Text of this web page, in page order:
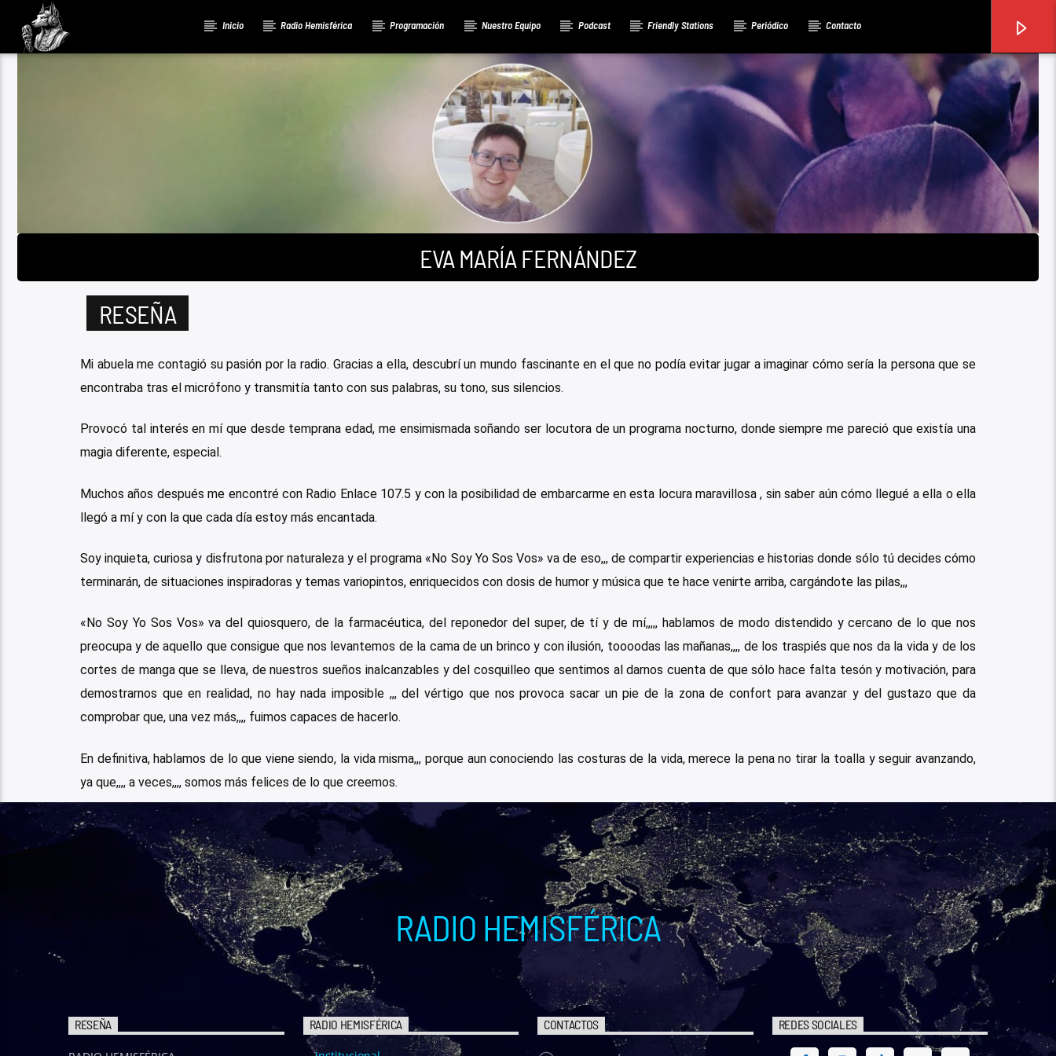
Inicio Radio Hemisférica Programación Nuestro Equipo Podcast Friendly Stations Periódico Contacto
EVA MARÍA FERNÁNDEZ
RESEÑA
Mi abuela me contagió su pasión por la radio. Gracias a ella, descubrí un mundo fascinante en el que no podía evitar jugar a imaginar cómo sería la persona que se
encontraba tras el micrófono y transmitía tanto con sus palabras, su tono, sus silencios.
Provocó tal interés en mí que desde temprana edad, me ensimismada soñando ser locutora de un programa nocturno, donde siempre me pareció que existía una
magia diferente, especial.
Muchos años después me encontré con Radio Enlace 107.5 y con la posibilidad de embarcarme en esta locura maravillosa , sin saber aún cómo llegué a ella o ella
llegó a mí y con la que cada día estoy más encantada.
Soy inquieta, curiosa y disfrutona por naturaleza y el programa «No Soy Yo Sos Vos» va de eso,,, de compartir experiencias e historias donde sólo tú decides cómo
terminarán, de situaciones inspiradoras y temas variopintos, enriquecidos con dosis de humor y música que te hace venirte arriba, cargándote las pilas,,,
«No Soy Yo Sos Vos» va del quiosquero, de la farmacéutica, del reponedor del super, de tí y de mí,,,,, hablamos de modo distendido y cercano de lo que nos
preocupa y de aquello que consigue que nos levantemos de la cama de un brinco y con ilusión, toooodas las mañanas,,,, de los traspiés que nos da la vida y de los
cortes de manga que se lleva, de nuestros sueños inalcanzables y del cosquilleo que sentimos al darnos cuenta de que sólo hace falta tesón y motivación, para
demostrarnos que en realidad, no hay nada imposible ,,, del vértigo que nos provoca sacar un pie de la zona de confort para avanzar y del gustazo que da
comprobar que, una vez más,,,, fuimos capaces de hacerlo.
En definitiva, hablamos de lo que viene siendo, la vida misma,,, porque aun conociendo las costuras de la vida, merece la pena no tirar la toalla y seguir avanzando,
ya que,,,, a veces,,,, somos más felices de lo que creemos.
RADIO HEMISFÉRICA
RESEÑA RADIO HEMISFÉRICA CONTACTOS REDES SOCIALES